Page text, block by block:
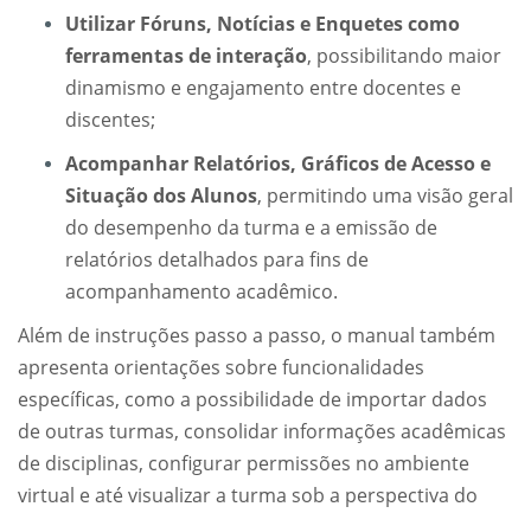
Utilizar Fóruns, Notícias e Enquetescomo
ferramentas de interação, possibilitando maior
dinamismo e engajamento entre docentes e
discentes;
Acompanhar Relatórios, Gráficos de Acesso e
Situação dos Alunos, permitindo uma visão geral
do desempenho da turma e a emissão de
relatórios detalhados para fins de
acompanhamento acadêmico.
Além de instruções passo a passo, o manual também
apresenta orientações sobre funcionalidades
específicas, como a possibilidade de importar dados
de outras turmas, consolidar informações acadêmicas
de disciplinas, configurar permissões no ambiente
virtual e até visualizar a turma sob a perspectiva do